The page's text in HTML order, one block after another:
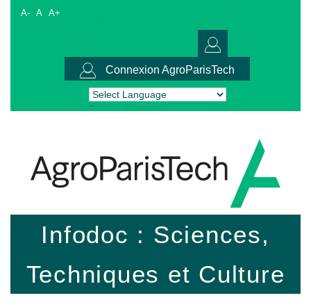
A- A A+
Connexion AgroParisTech
Powered by Translate
Infodoc : Sciences,
Techniques et Culture